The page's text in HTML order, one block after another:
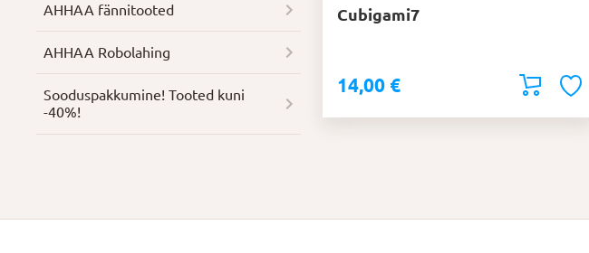
Cubigami7
14,00 €
AHHAA fännitooted
AHHAA Robolahing
Soodus­pakkumine! Tooted kuni
-40%!